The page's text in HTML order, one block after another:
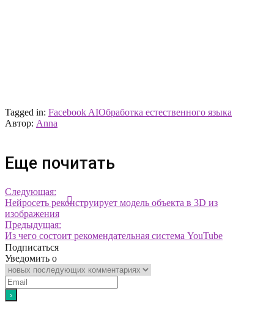
Tagged in: Facebook AIОбработка естественного языка
Автор: Anna
Еще почитать
Следующая:
Нейросеть реконструирует модель объекта в 3D из
изображения
Предыдущая:
Из чего состоит рекомендательная система YouTube
Подписаться
Уведомить о